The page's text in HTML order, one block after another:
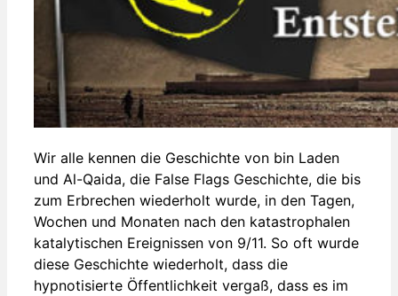
Wir alle kennen die Geschichte von bin Laden
und Al-Qaida, die False Flags Geschichte, die bis
zum Erbrechen wiederholt wurde, in den Tagen,
Wochen und Monaten nach den katastrophalen
katalytischen Ereignissen von 9/11. So oft wurde
diese Geschichte wiederholt, dass die
hypnotisierte Öffentlichkeit vergaß, dass es im